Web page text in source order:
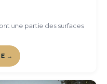
une partie des surfaces
→